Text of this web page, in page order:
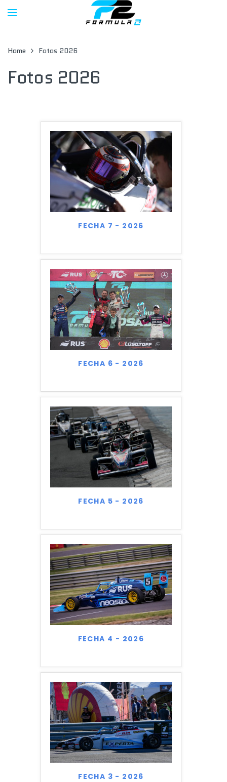
Home Fotos 2026
Fotos 2026
FECHA 7 - 2026
FECHA 6 - 2026
FECHA 5 - 2026
FECHA 4 - 2026
FECHA 3 - 2026